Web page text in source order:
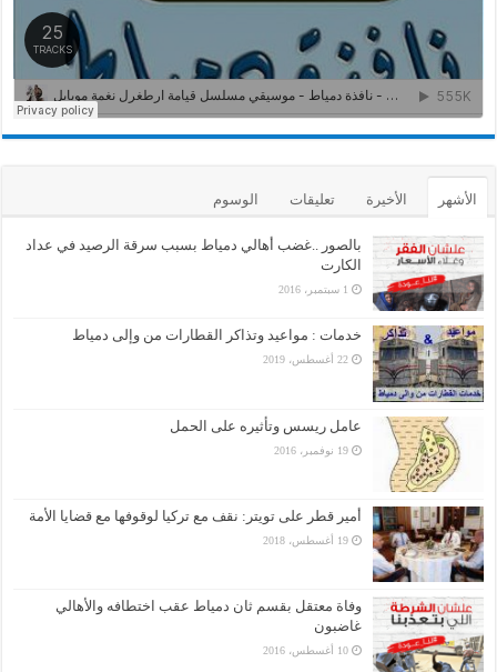
الأشهر الأخيرة تعليقات الوسوم
بالصور ..غضب أهالي دمياط بسبب سرقة الرصيد في عداد
الكارت
1 سبتمبر، 2016
خدمات : مواعيد وتذاكر القطارات من وإلى دمياط
22 أغسطس، 2019
عامل ريسس وتأثيره على الحمل
19 نوفمبر، 2016
أمير قطر على تويتر: نقف مع تركيا لوقوفها مع قضايا الأمة
19 أغسطس، 2018
وفاة معتقل بقسم ثان دمياط عقب اختطافه والأهالي
غاضبون
10 أغسطس، 2016